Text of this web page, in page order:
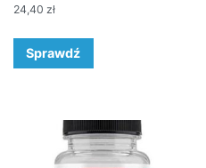
24,40 zł
Sprawdź